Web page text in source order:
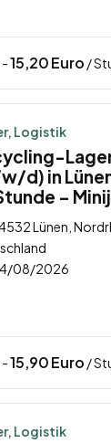
-15,20Euro /
Logistik
d) in
–
Lünen,
08/2026
-15,90Euro /
Logistik